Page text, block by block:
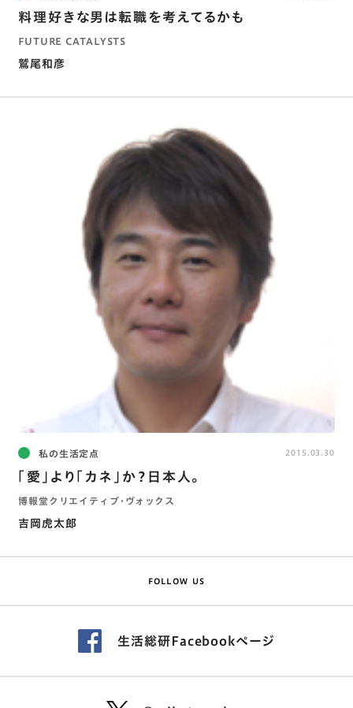
料理好きな男は転職を考えてるかも
FUTURE CATALYSTS
鷲尾和彦
私の生活定点
「愛」より「カネ」か？日本人。
博報堂クリエイティブ・ヴォックス
吉岡虎太郎
2015.03.30
FOLLOW US
生活総研Facebookページ